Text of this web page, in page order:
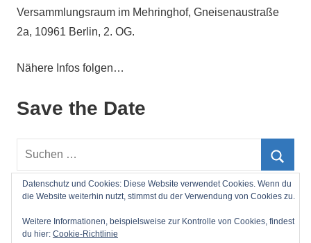
Versammlungsraum im Mehringhof, Gneisenaustraße
2a, 10961 Berlin, 2. OG.
Nähere Infos folgen…
Save the Date
Suchen
Impressum
Datenschutz und Cookies: Diese Website verwendet Cookies. Wenn du
die Website weiterhin nutzt, stimmst du der Verwendung von Cookies zu.
Weitere Informationen, beispielsweise zur Kontrolle von Cookies, findest
du hier: Cookie-Richtlinie